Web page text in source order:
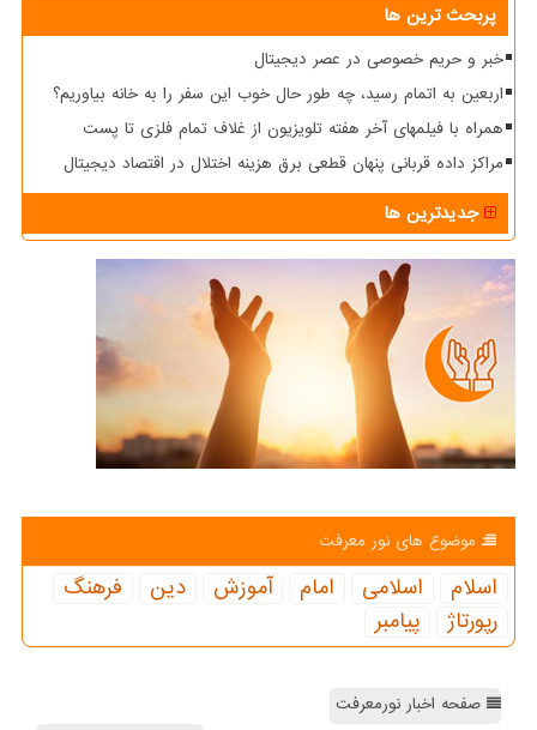
پربحث ترین ها
خبر و حریم خصوصی در عصر دیجیتال
اربعین به اتمام رسید، چه طور حال خوب این سفر را به خانه بیاوریم؟
همراه با فیلمهای آخر هفته تلویزیون از غلاف تمام فلزی تا پست
مراکز داده قربانی پنهان قطعی برق هزینه اختلال در اقتصاد دیجیتال
جدیدترین ها
موضوع های نور معرفت
اسلام اسلامی امام آموزش دین
فرهنگ
رپورتاژ
پیامبر
صفحه اخبار نورمعرفت